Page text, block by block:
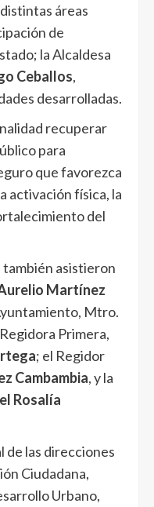
áreas
de
la Alcaldesa
Ceballos,
desarrolladas.
recuperar
para
que favorezca
activación física, la
del
asistieron
Martínez
Mtro.
Primera,
; el Regidor
Cambambia, y la
Rosalía
de las direcciones
Ciudadana,
Urbano,